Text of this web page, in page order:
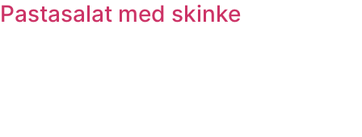
Pastasalat med skinke